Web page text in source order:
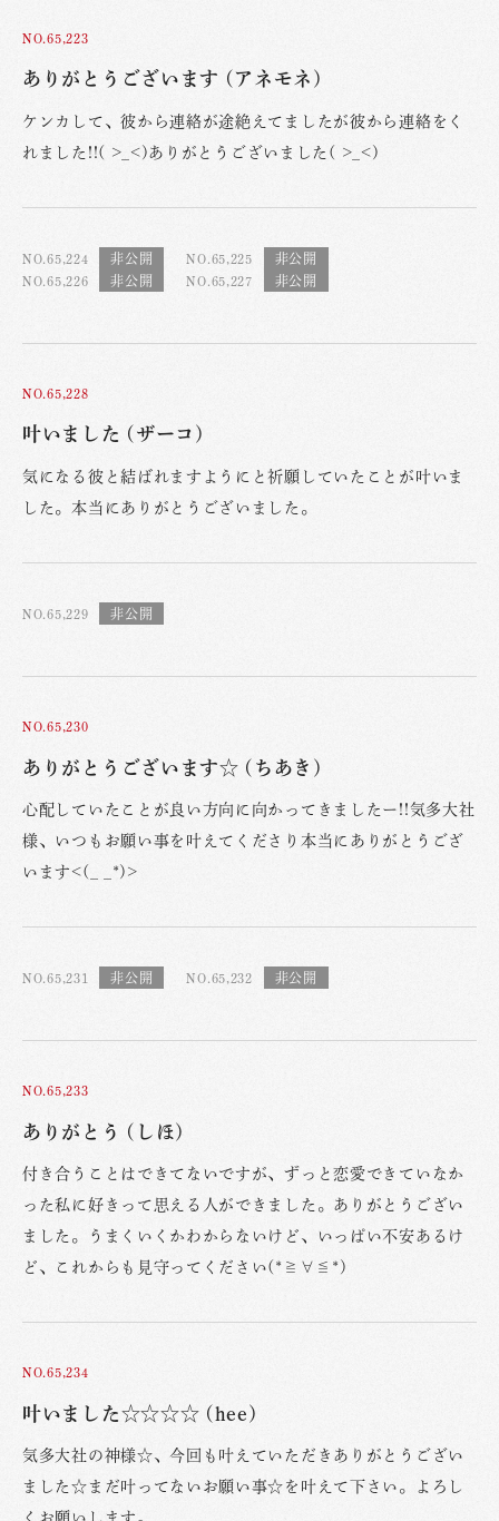
NO.65,223
ありがとうございます (アネモネ)
ケンカして、彼から連絡が途絶えてましたが彼から連絡をく
れました!!( >_<)ありがとうございました( >_<)
NO.65,224
NO.65,225
NO.65,226
NO.65,227
NO.65,228
叶いました (ザーコ)
気になる彼と結ばれますようにと祈願していたことが叶いま
した。本当にありがとうございました。
NO.65,229
NO.65,230
ありがとうございます☆ (ちあき)
心配していたことが良い方向に向かってきましたー!!気多大社
様、いつもお願い事を叶えてくださり本当にありがとうござ
います<(_ _*)>
NO.65,231 NO.65,232
NO.65,233
ありがとう (しほ)
付き合うことはできてないですが、ずっと恋愛できていなか
った私に好きって思える人ができました。ありがとうござい
ました。うまくいくかわからないけど、いっぱい不安あるけ
ど、これからも見守ってください(*≧∀≦*)
NO.65,234
叶いました☆☆☆☆ (hee)
気多大社の神様☆、今回も叶えていただきありがとうござい
ました☆まだ叶ってないお願い事☆を叶えて下さい。よろし